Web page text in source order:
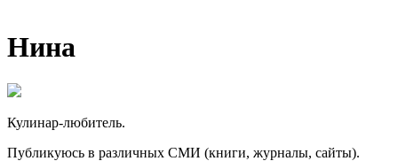
Нина
Кулинар-любитель.
Публикуюсь в различных СМИ (книги, журналы, сайты).